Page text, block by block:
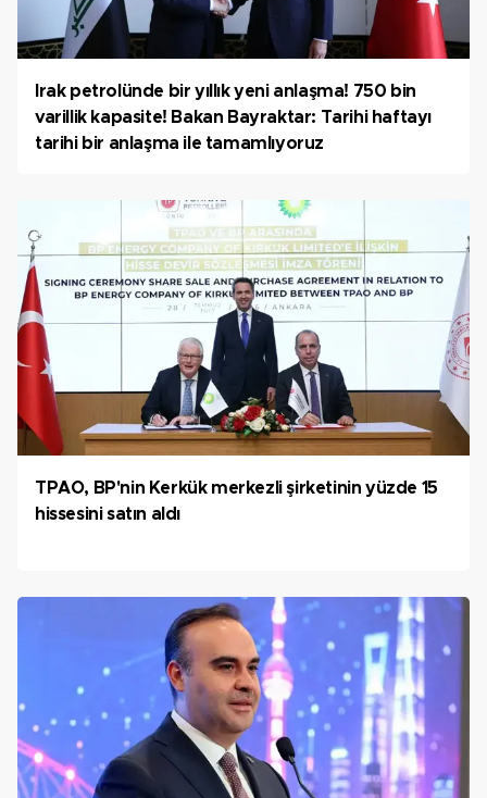
Irak petrolünde bir yıllık yeni anlaşma! 750 bin
varillik kapasite! Bakan Bayraktar: Tarihi haftayı
tarihi bir anlaşma ile tamamlıyoruz
TPAO, BP'nin Kerkük merkezli şirketinin yüzde 15
hissesini satın aldı